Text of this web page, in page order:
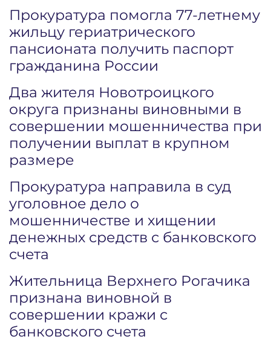
Прокуратура помогла 77-летнему
жильцу гериатрического
пансионата получить паспорт
гражданина России
Два жителя Новотроицкого
округа признаны виновными в
совершении мошенничества при
получении выплат в крупном
размере
Прокуратура направила в суд
уголовное дело о
мошенничестве и хищении
денежных средств с банковского
счета
Жительница Верхнего Рогачика
признана виновной в
совершении кражи с
банковского счета